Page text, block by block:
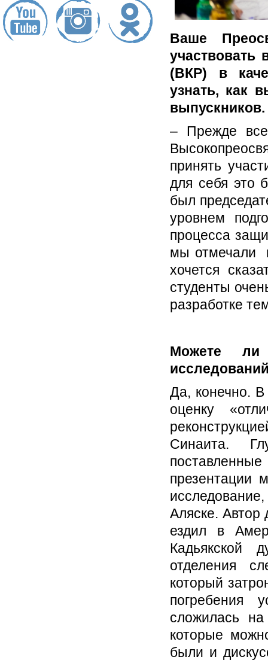
Ваше
(ВКР) в
узнать, как
выпускников.
– Прежде
принять
для себя это
был
уровнем
процесса
мы отмечали
хочется
студенты
разработке
Можете
Да, конечно. В
оценку
Синаита.
презентации
Аляске. Автор
ездил в
Кадьякской
отделения
который
погребения
сложилась
которые
были и